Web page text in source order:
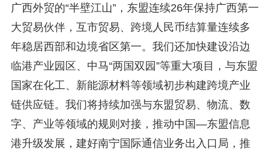
广西外贸的“半壁江山”，东盟连续26年保持广西第一
大贸易伙伴，互市贸易、跨境人民币结算量连续多
年稳居西部和边境省区第一。我们还加快建设沿边
临港产业园区、中马“两国双园”等重大项目，与东盟
国家在化工、新能源材料等领域初步构建跨境产业
链供应链。我们将持续加强与东盟贸易、物流、数
字、产业等领域的规则对接，推动中国—东盟信息
港升级发展，建好南宁国际通信业务出入口局，推